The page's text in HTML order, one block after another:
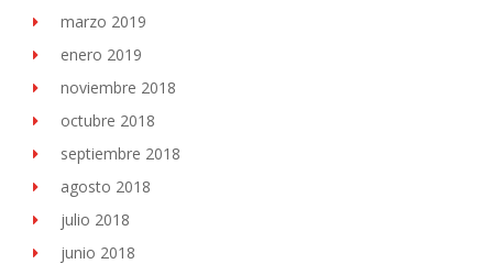
marzo 2019
enero 2019
noviembre 2018
octubre 2018
septiembre 2018
agosto 2018
julio 2018
junio 2018